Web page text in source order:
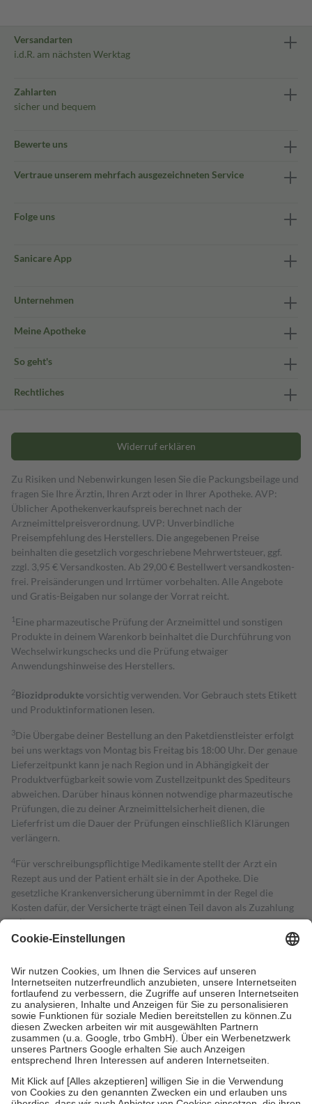
Versandarten
i.d.R. am nächsten Werktag
Zahlarten
sicher und bequem
Bewerte uns
Vertraue unserem mehrfach ausgezeichneten Service
Folge uns
Sanicare App
Unternehmen
Meine Apotheke
So geht's
Rechtliches
Widerruf erklären
Zu Risiken und Nebenwirkungen lesen Sie die Packungsbeilage und
fragen Sie Ihre Ärztin, Ihren Arzt oder in Ihrer Apotheke. AVP:
Üblicher Apothekenverkaufspreis berechnet nach der
Arzneimittelpreisverordnung. UVP: Unverbindliche
Preisempfehlung des Herstellers. Die angegebenen Preise
beinhalten die gesetzlich vorgeschriebene Mehrwertsteuer, ggf.
zzgl. 3,95 € Versandkosten. Ab 29,00 € Bestell­wert versand­kosten­
frei. Preisänderungen und Irrtümer vorbehalten. Alle Angebote
und Gratis-Beigaben nur solange der Vorrat reicht.
1 Eine pharmazeutische Prüfung der Arzneimittel und sonstigen
Produkte in deinem Warenkorb beinhaltet die Durchführung von
Wechselwirkungschecks und die Prüfung etwaiger
Anwendungshinweise des Herstellers.
2Biozidproduktevorsichtig verwenden. Vor Gebrauch stets Etikett
und Produktinformationen lesen.
3Die Übergabe deiner Bestellung an den Paketdienstleister erfolgt
bei uns werktags von Montag bis Freitag bis 18:00 Uhr. Der genaue
Lieferzeitpunkt kann je nach Region und in Abhängigkeit der
Produktverfügbarkeit sowie vom Zustellzeitpunkt des Spediteurs
abweichen. Darüber hinaus können notwendige pharmazeutische
Prüfungen, die zu deiner Arzneimittelsicherheit dienen, die
Lieferfrist um die Dauer der Prüfungen einschließlich Klärungen
verlängern.
4Für verschreibungspflichtige Medikamente stellt der Arzt ein
Rezept aus und der Patient erhält sie in der Apotheke. Die
gesetzliche Krankenversicherung übernimmt in der Regel die
Kosten dafür, der Versicherte trägt einen Teil davon als Zuzahlung
mit.
Grundsätzlich leisten Mitglieder Zuzahlungen in Höhe von zehn
höchstens zehn Euro.
Es sind jedoch nie mehr als die tatsächlichen
Kosten der Leistung zu entrichten.
Diese Regeln gelten grundsätzlich auch für Online-Apotheken.
Bei Heilmitteln und häuslicher Krankenpflege beträgt die
Zuzahlung zehn Prozent der Kosten sowie zehn Euro je
Verordnung.
Um das Engagement der Versicherten für ihre eigene Gesundheit zu
stärken und die besondere Stellung der Familie zu unterstützen,
fallenkeine Zuzahlungenan bei:
• Kindern und Jugendlichen bis zum vollendeten 18. Lebensjahr